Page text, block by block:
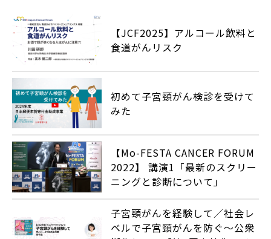
【JCF2025】アルコール飲料と
食道がんリスク
初めて子宮頸がん検診を受けて
みた
【Mo-FESTA CANCER FORUM
2022】 講演1「最新のスクリー
ニングと診断について」
子宮頸がんを経験して／社会レ
ベルで子宮頸がんを防ぐ～公衆